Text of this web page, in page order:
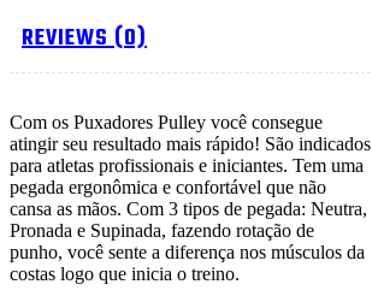
REVIEWS (0)
Com os Puxadores Pulley você consegue
atingir seu resultado mais rápido! São indicados
para atletas profissionais e iniciantes. Tem uma
pegada ergonômica e confortável que não
cansa as mãos. Com 3 tipos de pegada: Neutra,
Pronada e Supinada, fazendo rotação de
punho, você sente a diferença nos músculos da
costas logo que inicia o treino.